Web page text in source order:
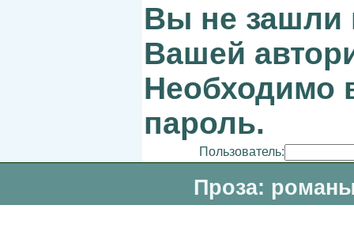
Вы не зашли
Вашей
Необходимо
пароль.
Пользователь:
Проза: